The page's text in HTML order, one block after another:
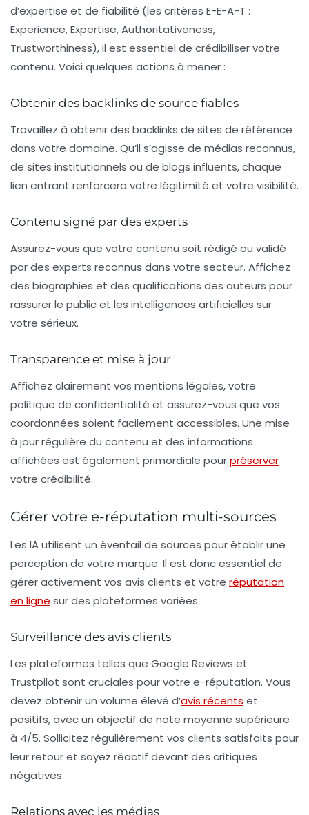
d’expertise et de fiabilité (les critères E-E-A-T :
Experience, Expertise, Authoritativeness,
Trustworthiness), il est essentiel de crédibiliser votre
contenu. Voici quelques actions à mener :
Obtenir des backlinks de source fiables
Travaillez à obtenir des backlinks de sites de référence
dans votre domaine. Qu’il s’agisse de médias reconnus,
de sites institutionnels ou de blogs influents, chaque
lien entrant renforcera votre légitimité et votre visibilité.
Contenu signé par des experts
Assurez-vous que votre contenu soit rédigé ou validé
par des experts reconnus dans votre secteur. Affichez
des biographies et des qualifications des auteurs pour
rassurer le public et les intelligences artificielles sur
votre sérieux.
Transparence et mise à jour
Affichez clairement vos mentions légales, votre
politique de confidentialité et assurez-vous que vos
coordonnées soient facilement accessibles. Une mise
à jour régulière du contenu et des informations
affichées est également primordiale pourpréserver
votre crédibilité.
Gérer votre e-réputation multi-sources
Les IA utilisent un éventail de sources pour établir une
perception de votre marque. Il est donc essentiel de
gérer activement vos avis clients et votre réputation
en ligne sur des plateformes variées.
Surveillance des avis clients
Les plateformes telles que Google Reviews et
Trustpilot sont cruciales pour votre e-réputation. Vous
devez obtenir un volume élevé d’avis récents et
positifs, avec un objectif de note moyenne supérieure
à 4/5. Sollicitez régulièrement vos clients satisfaits pour
leur retour et soyez réactif devant des critiques
négatives.
Relations avec les médias